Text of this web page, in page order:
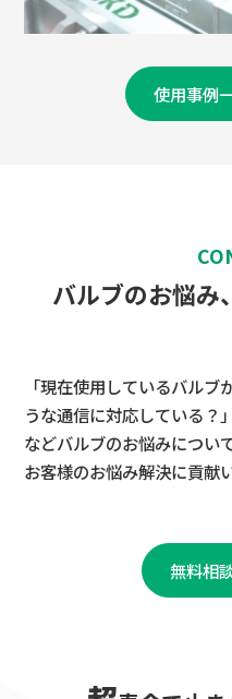
使用事例
バルブのお悩み
「現在使用しているバル
うな通信に対応している？」
などバルブのお悩みについ
お客様のお悩み解決に貢献
無料相